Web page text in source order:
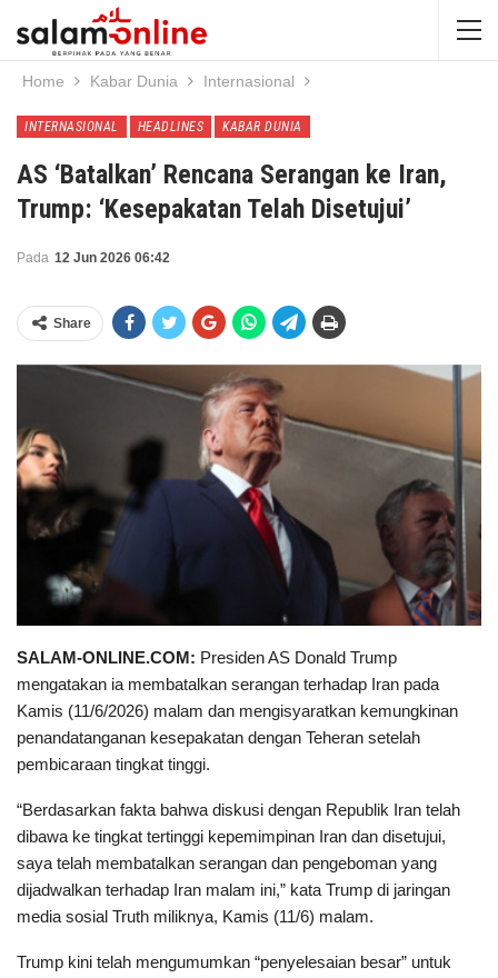
Home Kabar Dunia Internasional
INTERNASIONAL HEADLINES KABAR DUNIA
AS ‘Batalkan’ Rencana Serangan ke Iran,
Trump: ‘Kesepakatan Telah Disetujui’
Pada 12 Jun 2026 06:42
Share
SALAM-ONLINE.COM: Presiden AS Donald Trump
mengatakan ia membatalkan serangan terhadap Iran pada
Kamis (11/6/2026) malam dan mengisyaratkan kemungkinan
penandatanganan kesepakatan dengan Teheran setelah
pembicaraan tingkat tinggi.
“Berdasarkan fakta bahwa diskusi dengan Republik Iran telah
dibawa ke tingkat tertinggi kepemimpinan Iran dan disetujui,
saya telah membatalkan serangan dan pengeboman yang
dijadwalkan terhadap Iran malam ini,” kata Trump di jaringan
media sosial Truth miliknya, Kamis (11/6) malam.
Trump kini telah mengumumkan “penyelesaian besar” untuk